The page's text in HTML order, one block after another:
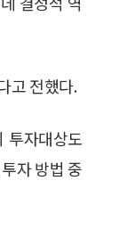
고 전했다.
투자대상도
자 방법 중